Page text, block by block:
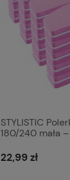
STYLISTIC
180/240 mała
22,99 zł